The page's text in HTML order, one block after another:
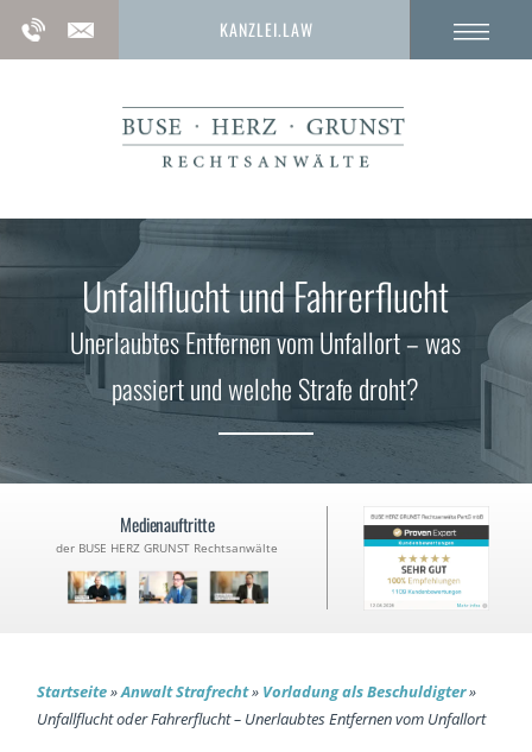
KANZLEI.LAW
Unfallflucht und Fahrerflucht
Unerlaubtes Entfernen vom Unfallort – was
passiert und welche Strafe droht?
Medienauftritte
der BUSE HERZ GRUNST Rechtsanwälte
Startseite»Anwalt Strafrecht» Vorladung als Beschuldigter»
Unfallflucht oder Fahrerflucht – Unerlaubtes Entfernen vom Unfallort